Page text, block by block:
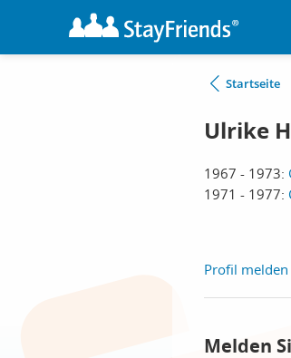
Startseite
Ulrike
1967 - 1973:
1971 - 1977:
Profil melden
Melden